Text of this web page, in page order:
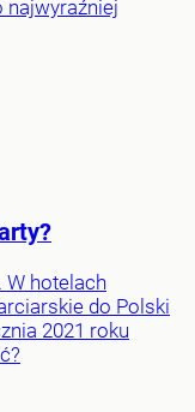
najwyraźniej
W hotelach
do Polski
2021 roku